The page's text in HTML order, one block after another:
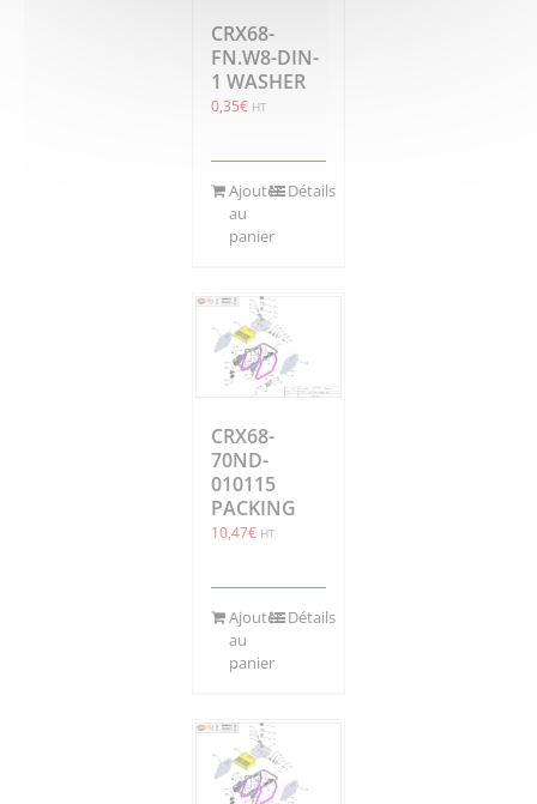
CRX68-
FN.W8-DIN-
1 WASHER
0,35€ HT
Ajouter
au
panier
Détails
CRX68-
70ND-
010115
PACKING
10,47€ HT
Ajouter
au
panier
Détails